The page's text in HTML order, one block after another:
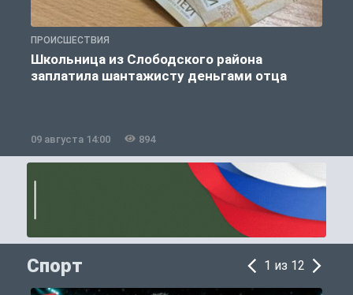
ПРОИСШЕСТВИЯ
Школьница из Слободского района
заплатила шантажисту деньгами отца
09 августа 14:00 894
Спорт 1 из 12